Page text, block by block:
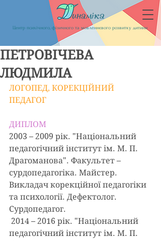
Центр психічного, фізичного та мовленнєвого розвитку дитини
ПЕТРОВІЧЕВА
ЛЮДМИЛА
ЛОГОПЕД, КОРЕКЦІЙНИЙ
ПЕДАГОГ
ДИПЛОМ
2003 – 2009 рік. "Національний
педагогічний інститут ім. М. П.
Драгоманова". Факультет –
сурдопедагогіка. Майстер.
Викладач корекційної педагогіки
та психології. Дефектолог.
Сурдопедагог.
педагогічний інститут ім. М. П.